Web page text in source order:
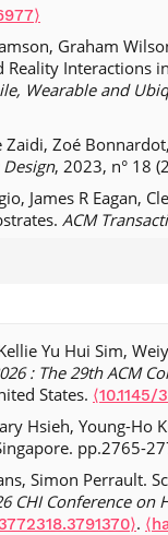
Graham
Interactions
Wearable and
Zoé
Design, 2023, n° 18
James R Eagan,
ACM
14 (2), pp.55-75.
and Smart
Affinity
5 (ISS), pp.19.
Mahdavi-Amiri,
Graphics
Alexander,
and Applications
Yu Hui Sim,
: The 29th ACM
States. ⟨10.1145/
Hsieh, Young-Ho
pp.2765-
Simon Perrault.
CHI Conference on
.